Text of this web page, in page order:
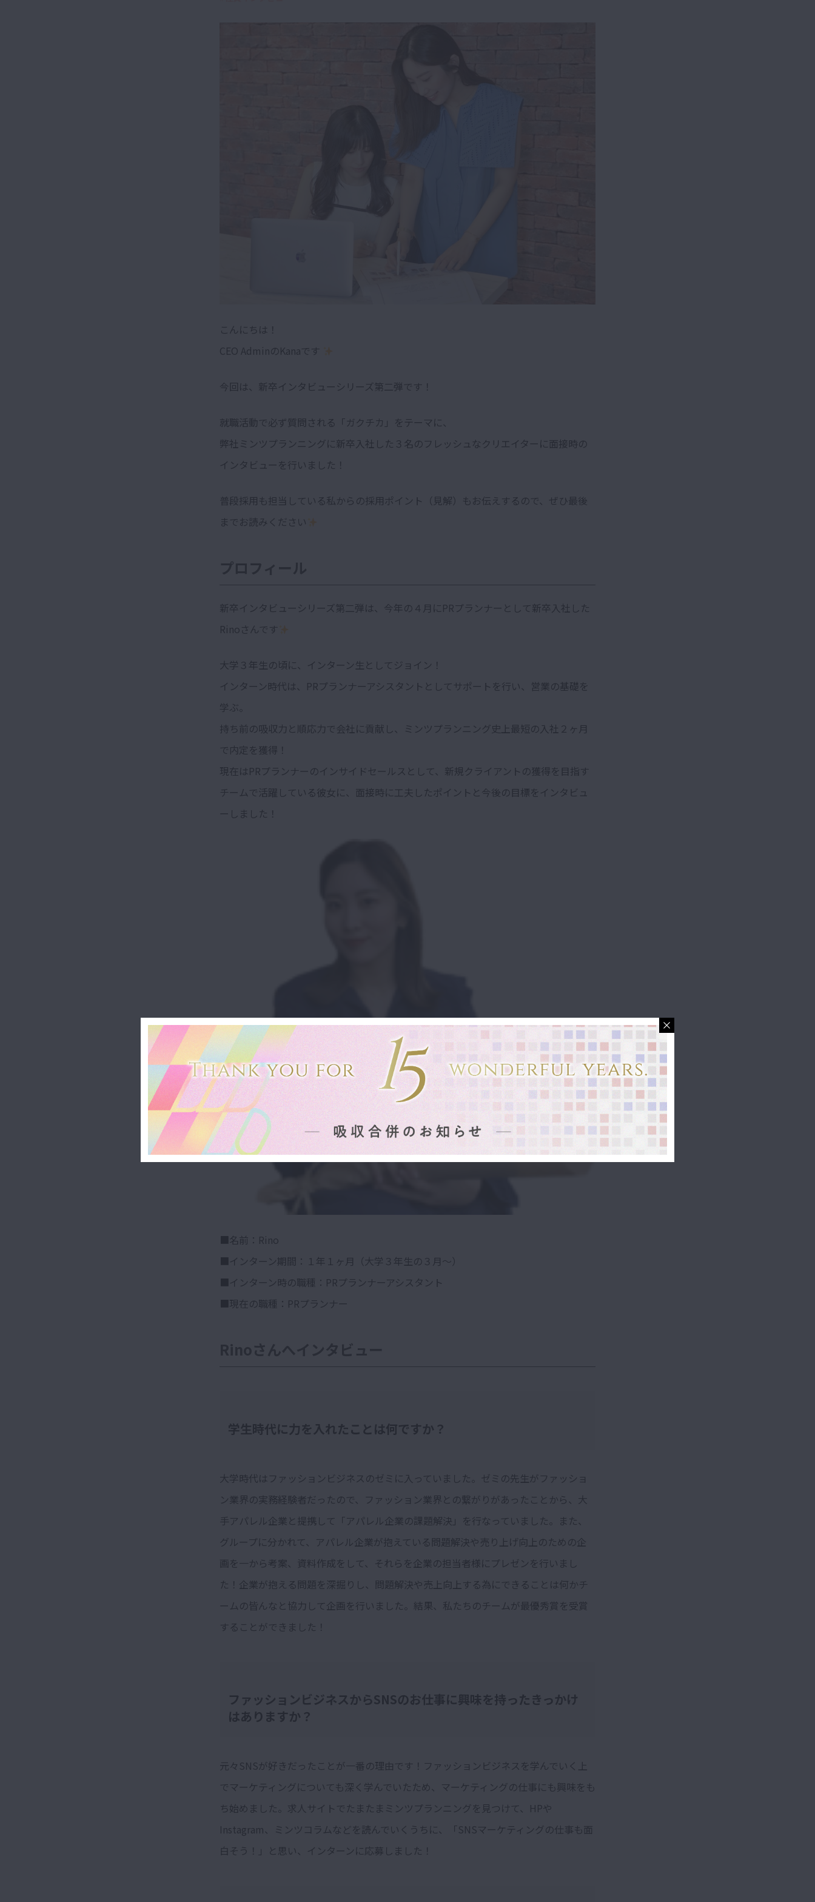
こんにちは！
CEO AdminのKanaです
今回は、新卒インタビューシリーズ第二弾です！
就職活動で必ず質問される「ガクチカ」をテーマに、
弊社ミンツプランニングに新卒入社した３名のフレッシュなクリエイターに面接時の
インタビューを行いました！
普段採用も担当している私からの採用ポイント（見解）もお伝えするので、ぜひ最後
までお読みください
新卒インタビューシリーズ第二弾は、今年の４月にPRプランナーとして新卒入社した
Rinoさんです
大学３年生の頃に、インターン生としてジョイン！
インターン時代は、PRプランナーアシスタントとしてサポートを行い、営業の基礎を
学ぶ。
持ち前の吸収力と順応力で会社に貢献し、ミンツプランニング史上最短の入社２ヶ月
で内定を獲得！
現在はPRプランナーのインサイドセールスとして、新規クライアントの獲得を目指す
チームで活躍している彼女に、面接時に工夫したポイントと今後の目標をインタビュ
ーしました！
■名前：Rino
■インターン期間：１年１ヶ月（大学３年生の３月〜）
■インターン時の職種：PRプランナーアシスタント
■現在の職種：PRプランナー
学生時代に力を入れたことは何ですか？
大学時代はファッションビジネスのゼミに入っていました。ゼミの先生がファッショ
ン業界の実務経験者だったので、ファッション業界との繋がりがあったことから、大
手アパレル企業と提携して「アパレル企業の課題解決」を行なっていました。また、
グループに分かれて、アパレル企業が抱えている問題解決や売り上げ向上のための企
画を一から考案、資料作成をして、それらを企業の担当者様にプレゼンを行いまし
た！企業が抱える問題を深掘りし、問題解決や売上向上する為にできることは何かチ
ームの皆んなと協力して企画を行いました。結果、私たちのチームが最優秀賞を受賞
することができました！
ファッションビジネスからSNSのお仕事に興味を持ったきっかけ
はありますか？
元々SNSが好きだったことが一番の理由です！ファッションビジネスを学んでいく上
でマーケティングについても深く学んでいたため、マーケティングの仕事にも興味をも
ち始めました。求人サイトでたまたまミンツプランニングを見つけて、HPや
Instagram、ミンツコラムなどを読んでいくうちに、「SNSマーケティングの仕事も面
白そう！」と思い、インターンに応募しました！